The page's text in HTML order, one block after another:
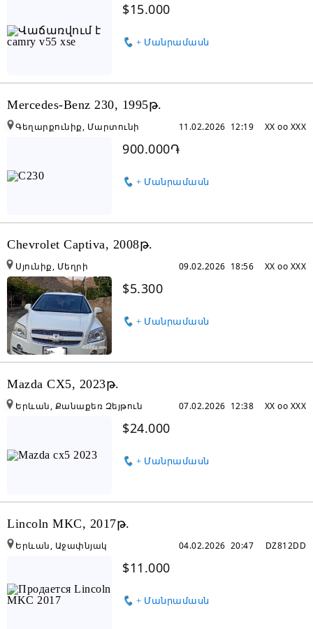
$15.000
+ Մանրամասն
Mercedes-Benz 230, 1995թ.
900.000֏
+ Մանրամասն
XX oo XXX
11.02.2026 12:19
Գեղարքունիք, Մարտունի
Chevrolet Captiva, 2008թ.
$5.300
+ Մանրամասն
XX oo XXX
09.02.2026 18:56
Սյունիք, Մեղրի
Mazda CX5, 2023թ.
$24.000
+ Մանրամասն
XX oo XXX
07.02.2026 12:38
Երևան, Քանաքեռ Զեյթուն
Lincoln MKC, 2017թ.
$11.000
+ Մանրամասն
DZ812DD
04.02.2026 20:47
Երևան, Աջափնյակ